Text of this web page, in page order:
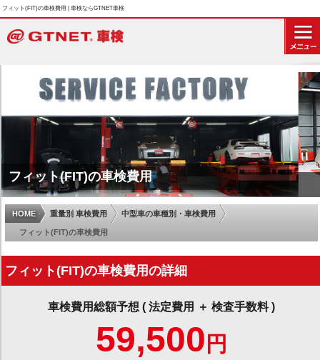
フィット(FIT)の車検費用 | 車検ならGTNET車検
フィット(FIT)の車検費用
HOME 重量別 車検費用 中型車の車種別・車検費用
フィット(FIT)の車検費用
フィット(FIT)の車検費用の詳細
車検費用総額予想 ( 法定費用 ＋ 検査手数料 )
59,500 円